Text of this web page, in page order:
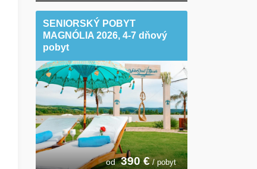
SENIORSKÝ POBYT
MAGNÓLIA 2026, 4-7 dňový
pobyt
od 390€ / pobyt